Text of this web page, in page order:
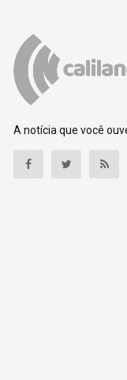
A notícia que você